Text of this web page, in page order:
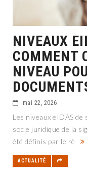
NIVEAUX
COMMENT
NIVEAU
mai 22, 2026
Les niveaux eIDAS
socle juridique de la
été définis par le rè
ACTUALITÉ